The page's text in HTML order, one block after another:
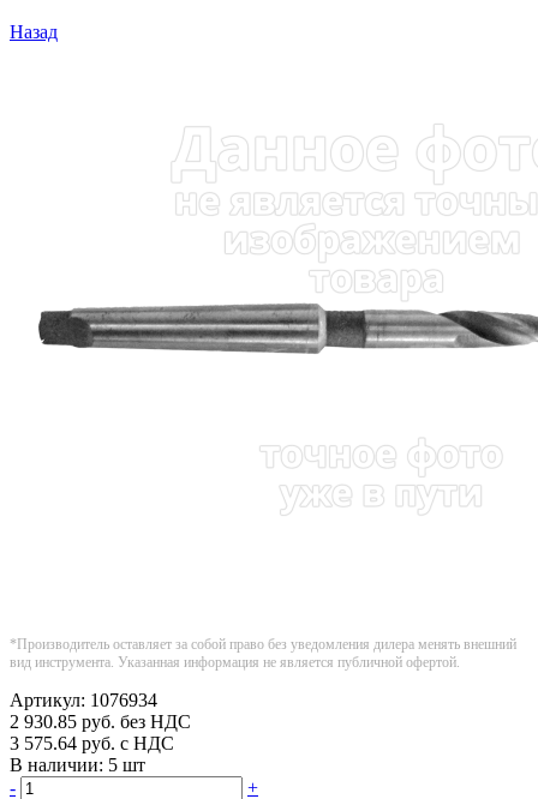
Назад
*Производитель оставляет за собой право без уведомления дилера менять внешний
вид инструмента. Указанная информация не является публичной офертой.
Артикул: 1076934
2 930.85 руб. без НДС
3 575.64 руб. с НДС
В наличии: 5 шт
-
+